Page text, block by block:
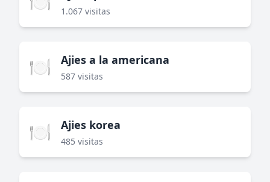
1.067 visitas
🍽️ Ajies a la americana
587 visitas
🍽️ Ajies korea
485 visitas